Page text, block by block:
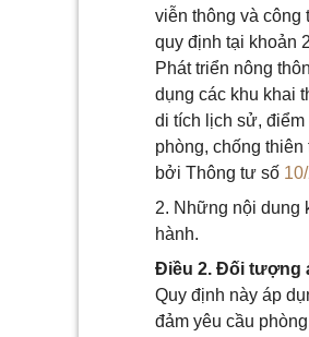
viễn thông và công
quy định tại khoản
Phát triển nông
dụng các khu khai
di tích lịch sử,
phòng, chống
bởi Thông tư số
2. Những nội dung
hành.
Điều 2. Đối tượng
Quy định này áp
đảm yêu cầu